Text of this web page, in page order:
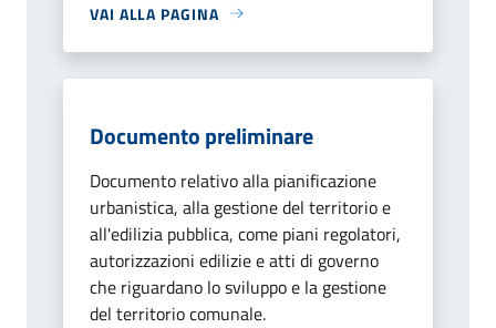
VAI ALLA PAGINA
Documento preliminare
Documento relativo alla pianificazione
urbanistica, alla gestione del territorio e
all'edilizia pubblica, come piani regolatori,
autorizzazioni edilizie e atti di governo
che riguardano lo sviluppo e la gestione
del territorio comunale.